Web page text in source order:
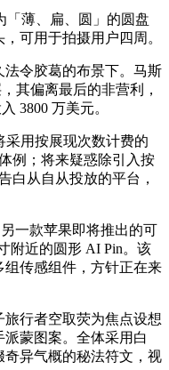
薄、扁、圆」的圆盘
可用于拍摄用户四周。
令胶葛的布景下。马斯
其偏离最后的非营利，
3800 万美元。
用按展现次数计费的
例；将来疑惑除引入按
白从自从投放的平台，
一款苹果即将推出的可
附近的圆形 AI Pin。该
传感组件，方针正在来
行者空取荧为焦点设想
蒙图案。全体采用白
异气概的秘法符文，视